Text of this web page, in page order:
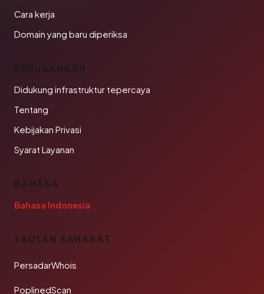
Cara kerja
Domain yang baru diperiksa
PERUSAHAAN
Didukung infrastruktur tepercaya
Tentang
Kebijakan Privasi
Syarat Layanan
BAHASA
Bahasa Indonesia
TAUTAN SAHABAT
PersadarWhois
PoplinedScan